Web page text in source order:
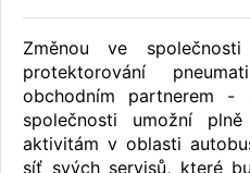
Změnou ve
protektorování
obchodním partnerem -
společnosti umožní
aktivitám v oblasti
síť svých servisů, které